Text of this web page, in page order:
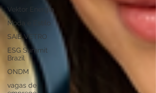
Vektor Energia
Moda e Estilo
SAIE VETRO
ESG Summit
Brazil
ONDM
vagas de